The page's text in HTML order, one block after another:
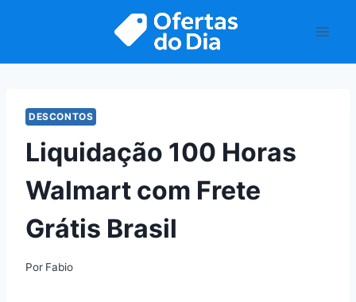
DESCONTOS
Liquidação 100 Horas
Walmart com Frete
Grátis Brasil
Por Fabio